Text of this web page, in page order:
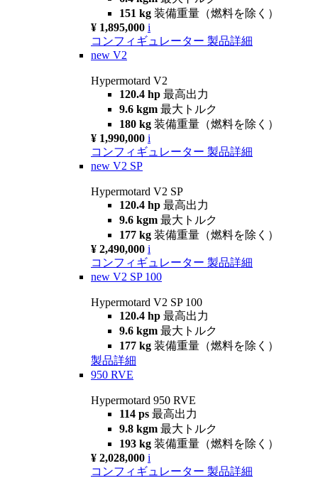
151 kg 装備重量（燃料を除く）
¥ 1,895,000 i
コンフィギュレーター 製品詳細
new V2
Hypermotard V2
120.4 hp 最高出力
9.6 kgm 最大トルク
180 kg 装備重量（燃料を除く）
¥ 1,990,000 i
コンフィギュレーター 製品詳細
new V2 SP
Hypermotard V2 SP
120.4 hp 最高出力
9.6 kgm 最大トルク
177 kg 装備重量（燃料を除く）
¥ 2,490,000 i
コンフィギュレーター 製品詳細
new V2 SP 100
Hypermotard V2 SP 100
120.4 hp 最高出力
9.6 kgm 最大トルク
177 kg 装備重量（燃料を除く）
製品詳細
950 RVE
Hypermotard 950 RVE
114 ps 最高出力
9.8 kgm 最大トルク
193 kg 装備重量（燃料を除く）
¥ 2,028,000 i
コンフィギュレーター 製品詳細